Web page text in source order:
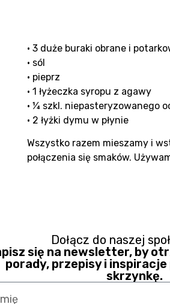
• 3 duże buraki obrane i
• sól
• pieprz
• 1 łyżeczka syropu z agawy
• ¼ szkl. niepasteryzowanego
• 2 łyżki dymu w płynie
Wszystko razem mieszamy i
połączenia się smaków.
Dołącz do naszej
się na newsletter, by
porady, przepisy i
skrzynkę.